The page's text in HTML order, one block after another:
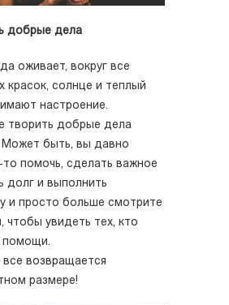
добрые дела
оживает, вокруг все
красок, солнце и теплый
настроение.
творить добрые дела
Может быть, вы давно
помочь, сделать важное
долг и выполнить
и просто больше смотрите
чтобы увидеть тех, кто
помощи.
возвращается
размере!